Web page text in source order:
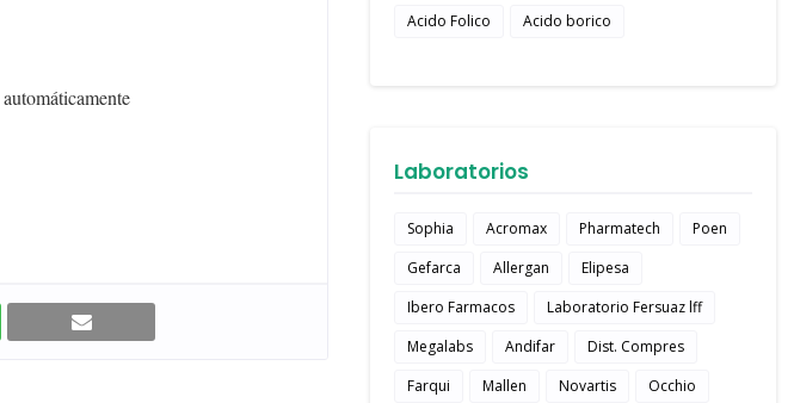
automáticamente
Acido Folico
Acido borico
Laboratorios
Sophia Acromax Pharmatech
Poen
Gefarca
Allergan
Elipesa
Ibero Farmacos
Laboratorio Fersuaz lff
Megalabs
Andifar
Dist. Compres
Farqui
Mallen Novartis
Occhio